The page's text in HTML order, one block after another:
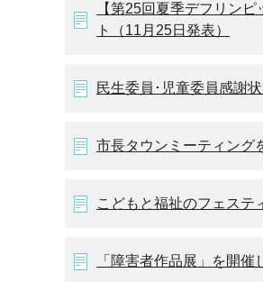
【第25回夏季デフリン
ト（11月25日発表）
民生委員･児童委員感謝
市長タウンミーティング
こどもと福祉のフェステ
「障害者作品展」を開催